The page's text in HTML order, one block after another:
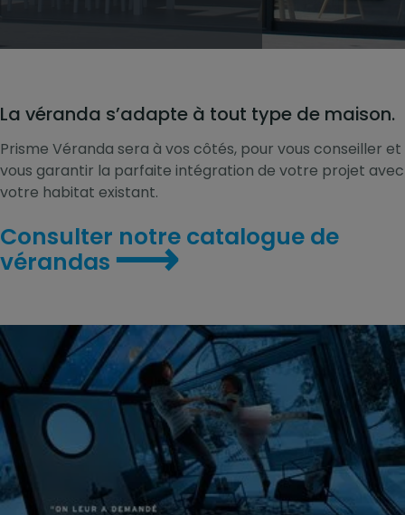
La véranda s’adapte à tout type de maison.
Prisme Véranda sera à vos côtés, pour vous conseiller et
vous garantir la parfaite intégration de votre projet avec
votre habitat existant.
Consulter notre catalogue de
vérandas ⟶